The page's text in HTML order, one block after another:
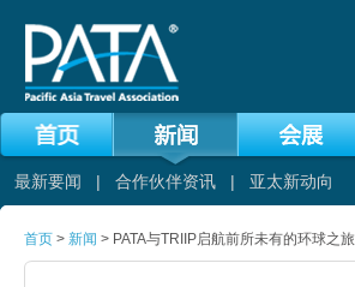
最新要闻 | 合作伙伴资讯 | 亚太新动向
首页 > 新闻 > PATA与TRIIP启航前所未有的环球之旅